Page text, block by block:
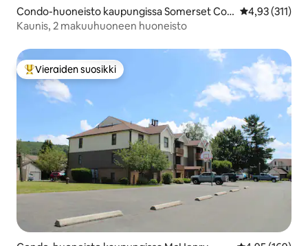
Condo-huoneisto kaupungissa Somerset Cou
nty
4,93 (311)
Kaunis, 2 makuuhuoneen huoneisto
Vieraiden suosikkien parhaimmistoa
Vieraiden suosikki